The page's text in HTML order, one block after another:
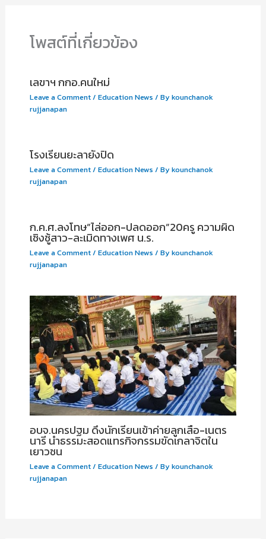
โพสต์ที่เกี่ยวข้อง
เลขาฯ กกอ.คนใหม่
Leave a Comment/ Education News / Bykounchanok
rujjanapan
โรงเรียนยะลายังปิด
Leave a Comment/ Education News / Bykounchanok
rujjanapan
ก.ค.ศ.ลงโทษ”ไล่ออก-ปลดออก”20ครู ความผิด
เชิงชู้สาว-ละเมิดทางเพศ น.ร.
Leave a Comment/ Education News / Bykounchanok
rujjanapan
อบจ.นครปฐม ดึงนักเรียนเข้าค่ายลูกเสือ-เนตร
นารี นำธรรมะสอดแทรกิจกรรมขัดเกลาจิตใน
เยาวชน
Leave a Comment/ Education News / Bykounchanok
rujjanapan